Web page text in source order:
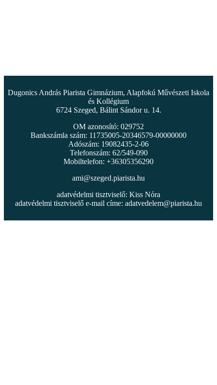
Dugonics András Piarista Gimnázium, Alapfokú Művészeti Iskola
és Kollégium
6724 Szeged, Bálint Sándor u. 14.
OM azonosító: 029752
Bankszámla szám: 11735005-20346579-00000000
Adószám: 19082435-2-06
Telefonszám: 62/549-090
Mobiltelefon: +36305356290
ami@szeged.piarista.hu
adatvédelmi tisztviselő: Kiss Nóra
adatvédelmi tisztviselő e-mail címe: adatvedelem@piarista.hu